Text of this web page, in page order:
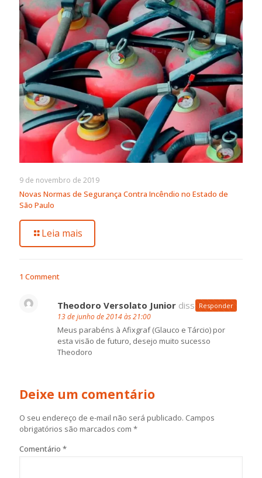
9 de novembro de 2019
Novas Normas de Segurança Contra Incêndio no Estado de
São Paulo
Leia mais
1 Comment
Theodoro Versolato Junior disse:
13 de junho de 2014 às 21:00
Meus parabéns à Afixgraf (Glauco e Tárcio) por
esta visão de futuro, desejo muito sucesso
Theodoro
Responder
Deixe um comentário
O seu endereço de e-mail não será publicado. Campos
obrigatórios são marcados com *
Comentário *